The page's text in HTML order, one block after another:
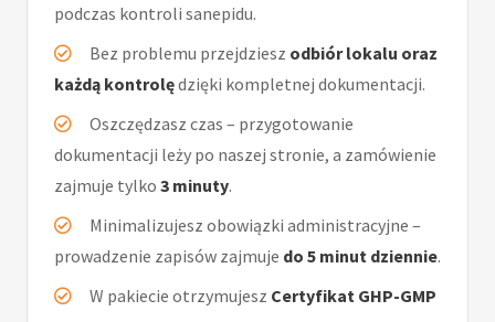
podczas kontroli sanepidu.
Bez problemu przejdziesz odbiór lokalu oraz
każdą kontrolędzięki kompletnej dokumentacji.
Oszczędzasz czas – przygotowanie
dokumentacji leży po naszej stronie, a zamówienie
zajmuje tylko 3 minuty.
Minimalizujesz obowiązki administracyjne –
prowadzenie zapisów zajmuje do 5 minut dziennie.
W pakiecie otrzymujesz Certyfikat GHP-GMP